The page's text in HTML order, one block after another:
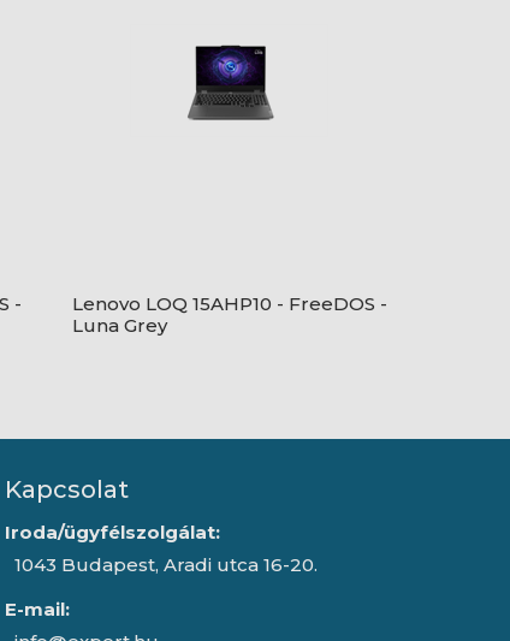
-
Lenovo LOQ 15AHP10 - FreeDOS -
Luna Grey
Kapcsolat
Iroda/ügyfélszolgálat:
1043 Budapest, Aradi utca 16-20.
E-mail: